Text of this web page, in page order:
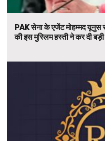
PAK सेना के एजेंट मोहम्मद यूनुस
की इस मुस्लिम हस्ती ने कर दी बड़ी